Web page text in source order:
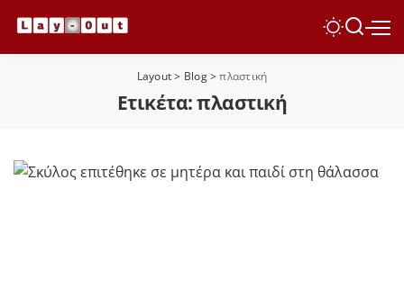
Layout> Blog>πλαστική
Ετικέτα:πλαστική